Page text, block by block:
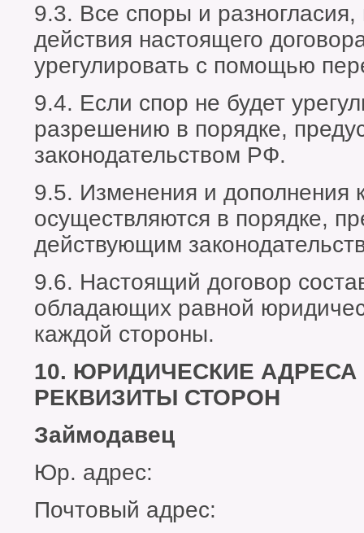
9.3. Все споры и
действия настоящего
урегулировать с помощью
9.4. Если спор не будет
разрешению в порядке,
законодательством РФ.
9.5. Изменения и дополнения
осуществляются в порядке,
действующим
9.6. Настоящий договор
обладающих равной
каждой стороны.
10. ЮРИДИЧЕСКИЕ
РЕКВИЗИТЫ СТОРОН
Займодавец
Юр. адрес:
Почтовый адрес: